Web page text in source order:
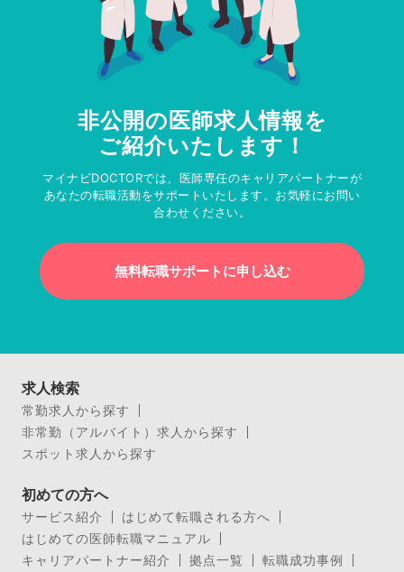
非公開の医師求人情報を
ご紹介いたします！
マイナビDOCTORでは、医師専任のキャリアパートナーが
あなたの転職活動をサポートいたします。お気軽にお問い
合わせください。
無料転職サポートに申し込む
求人検索
常勤求人から探す
非常勤（アルバイト）求人から探す
スポット求人から探す
初めての方へ
サービス紹介
はじめて転職される方へ
はじめての医師転職マニュアル
キャリアパートナー紹介
拠点一覧
転職成功事例